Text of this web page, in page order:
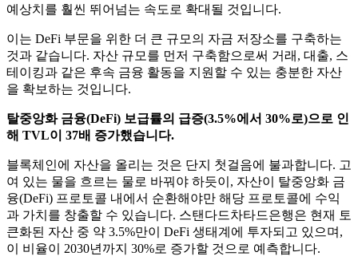
예상치를 훨씬 뛰어넘는 속도로 확대될 것입니다.
이는 DeFi 부문을 위한 더 큰 규모의 자금 저장소를 구축하는
것과 같습니다. 자산 규모를 먼저 구축함으로써 거래, 대출, 스
테이킹과 같은 후속 금융 활동을 지원할 수 있는 충분한 자산
을 확보하는 것입니다.
탈중앙화 금융(DeFi) 보급률의 급증(3.5%에서 30%로)으로 인
해 TVL이 37배 증가했습니다.
블록체인에 자산을 올리는 것은 단지 첫걸음에 불과합니다. 고
여 있는 물을 흐르는 물로 바꿔야 하듯이, 자산이 탈중앙화 금
융(DeFi) 프로토콜 내에서 순환해야만 해당 프로토콜에 수익
과 가치를 창출할 수 있습니다. 스탠다드차타드은행은 현재 토
큰화된 자산 중 약 3.5%만이 DeFi 생태계에 투자되고 있으며,
이 비율이 2030년까지 30%로 증가할 것으로 예측합니다.